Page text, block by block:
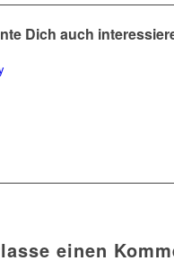
Dich auch
einen